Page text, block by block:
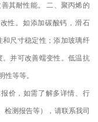
其耐性能。 二、聚丙烯的
性。如添加碳酸钙，滑石
尺寸稳定性；添加玻璃纤
并可改善蠕变性。低温抗
性等等。
价，如需了解多详情、行
检测报告等），请联系我司